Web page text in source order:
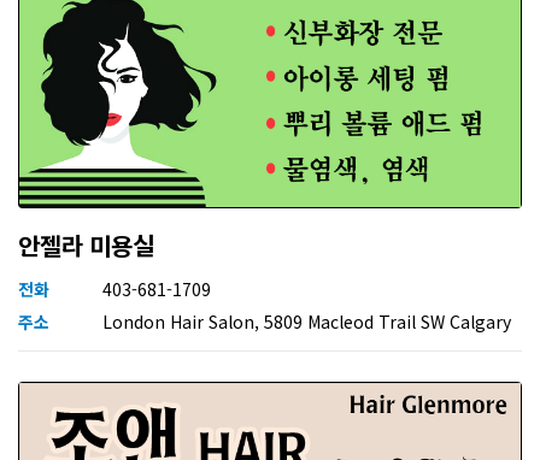
안젤라 미용실
전화
403-681-1709
주소
London Hair Salon, 5809 Macleod Trail SW Calgary